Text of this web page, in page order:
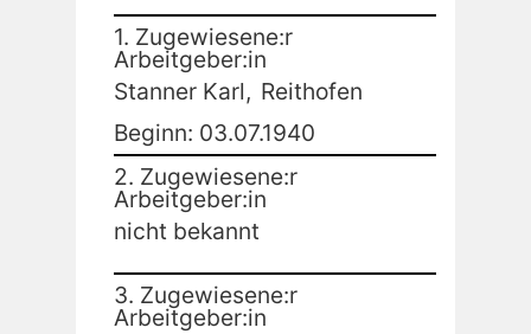
1. Zugewiesene:r
Arbeitgeber:in
Stanner Karl, Reithofen
Beginn: 03.07.1940
2. Zugewiesene:r
Arbeitgeber:in
nicht bekannt
3. Zugewiesene:r
Arbeitgeber:in